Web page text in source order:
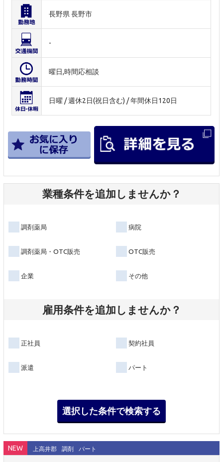
長野県 長野市
-
曜日,時間応相談
日曜 / 週休2日(祝日含む) / 年間休日120日
業種条件を追加しませんか？
調剤薬局 病院
調剤薬局・OTC販売 OTC販売
企業 その他
雇用条件を追加しませんか？
正社員 契約社員
派遣 パート
NEW 上高井郡 調剤 パート